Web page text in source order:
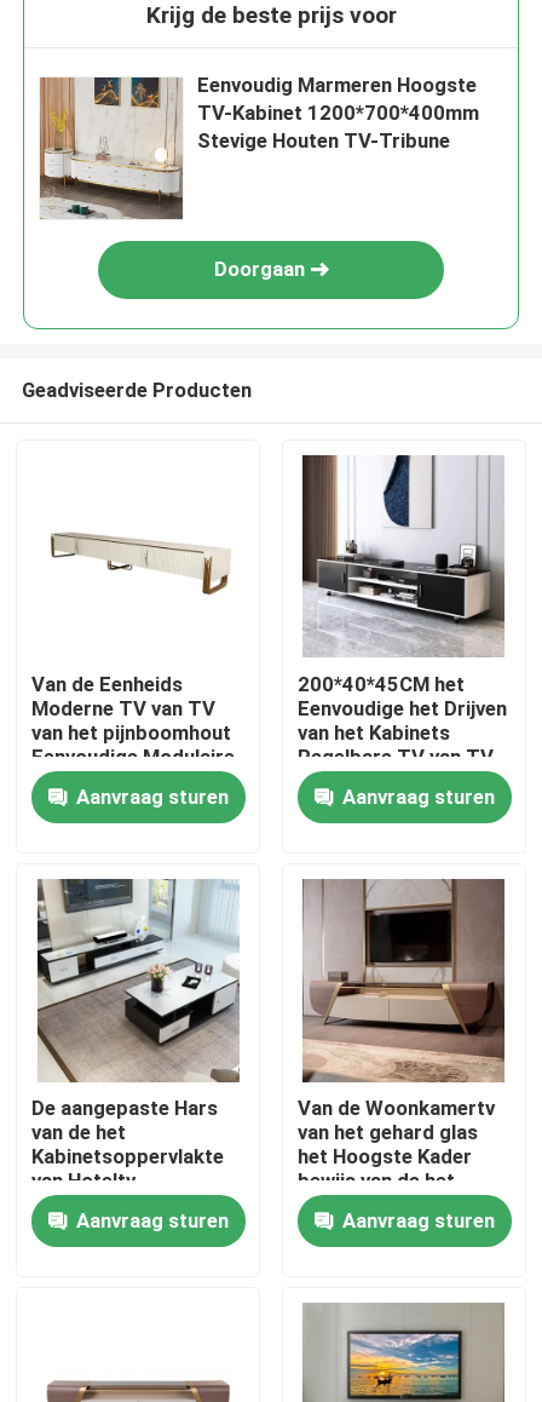
Huis
Producten
Fabrieksreis
Kwaliteitscontrole
Contacteer ons
Verzoek om een Citaat
Huiszaal Meubilair
Eetkamer Furnitures
Krijg de beste prijs voor
Eenvoudig Marmeren Hoogste
TV-Kabinet 1200*700*400mm
Stevige Houten TV-Tribune
Doorgaan
Geadviseerde Producten
Van de Eenheids
Moderne TV van TV
van het pijnboomhout
Eenvoudige Modulaire
de Consoleweerstand
Op hoge temperatuur
Aanvraag sturen
200*40*45CM het
Eenvoudige het Drijven
van het Kabinets
Regelbare TV van TV
Bewijs van de de
Consolecorrosie
Aanvraag sturen
De aangepaste Hars
van de het
Kabinetsoppervlakte
van Hoteltv
behandelde
Anticorrosief
Aanvraag sturen
Van de Woonkamertv
van het gehard glas
het Hoogste Kader
bewijs van de het
Kabinetscorrosie
Aanvraag sturen